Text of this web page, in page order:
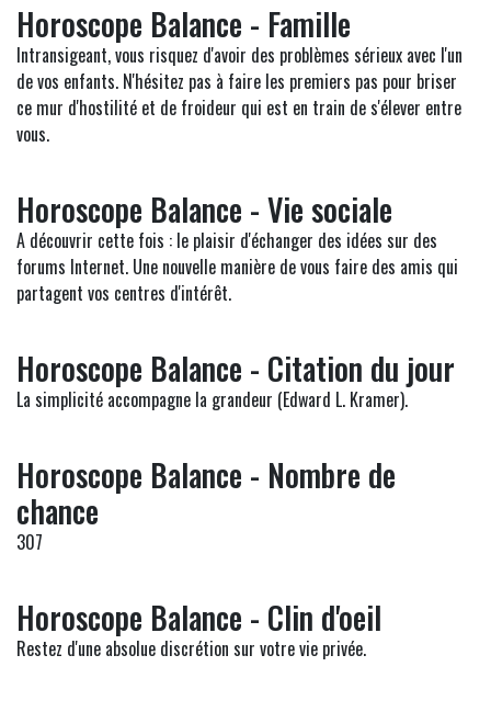
Horoscope Balance - Famille
Intransigeant, vous risquez d'avoir des problèmes sérieux avec l'un
de vos enfants. N'hésitez pas à faire les premiers pas pour briser
ce mur d'hostilité et de froideur qui est en train de s'élever entre
vous.
Horoscope Balance - Vie sociale
A découvrir cette fois : le plaisir d'échanger des idées sur des
forums Internet. Une nouvelle manière de vous faire des amis qui
partagent vos centres d'intérêt.
Horoscope Balance - Citation du jour
La simplicité accompagne la grandeur (Edward L. Kramer).
Horoscope Balance - Nombre de
chance
307
Horoscope Balance - Clin d'oeil
Restez d'une absolue discrétion sur votre vie privée.